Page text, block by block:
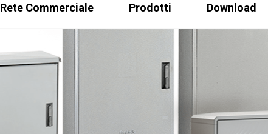
Rete Commerciale Prodotti Download